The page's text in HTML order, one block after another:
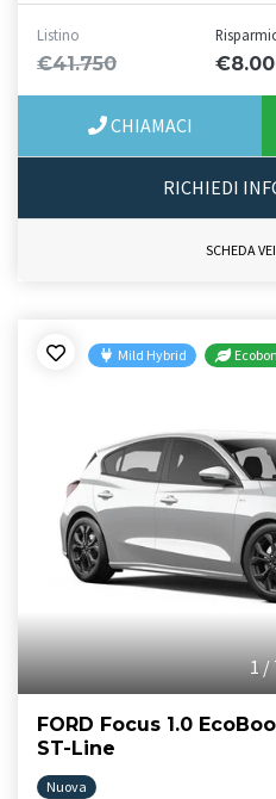
Listino
€41.750
CHIAMACI
RICHIEDI
SCHEDA
1/
Mild Hybrid
FORD Focus 1.0
ST-Line
Nuova